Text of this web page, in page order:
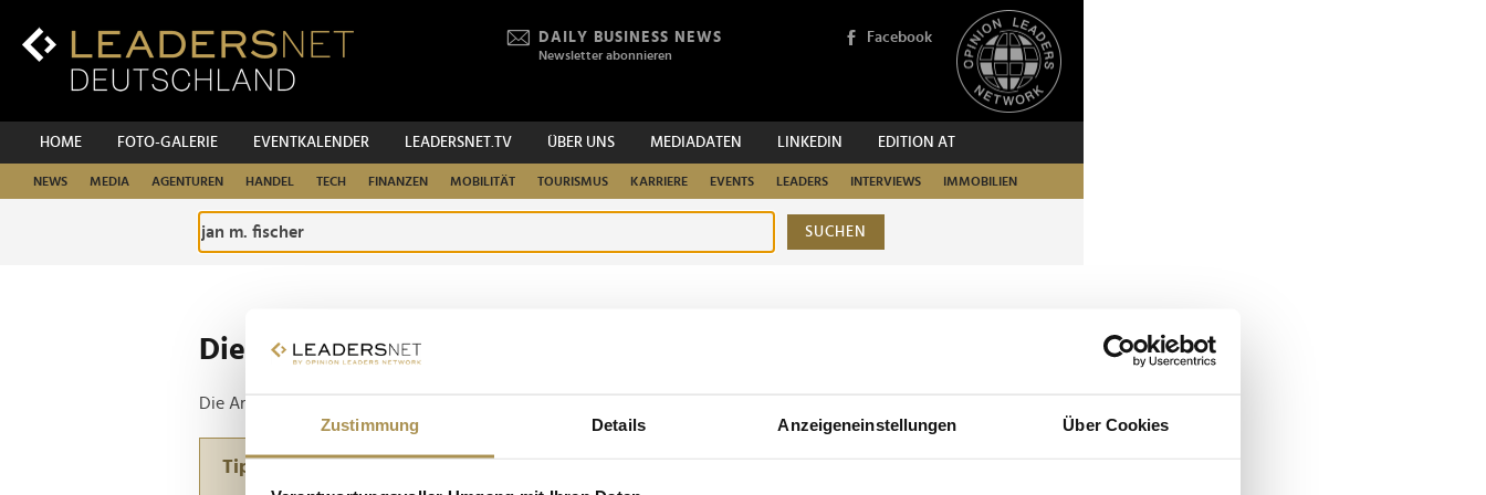
Zustimmung Details Anzeigeneinstellungen Über Cookies
Inhalt
DAILY BUSINESS NEWS
Newsletter abonnieren
Facebook
HOME FOTO-GALERIE EVENTKALENDER LEADERSNET.TV ÜBER UNS MEDIADATEN LINKEDIN EDITION AT
NEWS MEDIA AGENTUREN HANDEL TECH FINANZEN MOBILITÄT TOURISMUS KARRIERE EVENTS LEADERS INTERVIEWS IMMOBILIEN
SUCHEN
Die ganze Website durchsuchen
Die Anfrage ergab 1 Treffer.
Tipp